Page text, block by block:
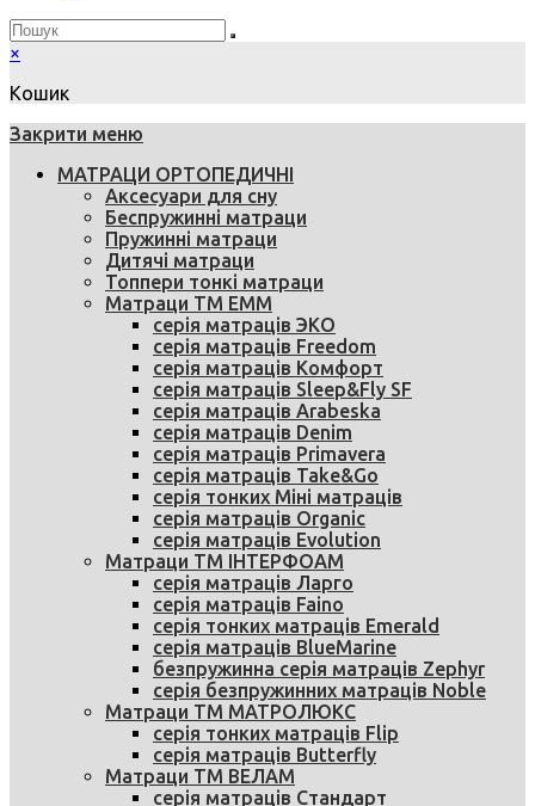
×
Кошик
Закрити меню
МАТРАЦИ ОРТОПЕДИЧНІ
Аксесуари для сну
Беспружинні матраци
Пружинні матраци
Дитячі матраци
Топпери тонкі матраци
Матраци ТМ ЕММ
серія матраців ЭКО
серія матраців Freedom
серія матраців Комфорт
серія матраців Sleep&Fly SF
серія матраців Arabeska
серія матраців Denim
серія матраців Primavera
серія матраців Take&Go
серія тонких Міні матраців
серія матраців Organic
серія матраців Evolution
Матраци ТМ ІНТЕРФОАМ
серія матраців Ларго
серія матраців Faino
серія тонких матраців Emerald
серія матраців BlueMarine
безпружинна серія матраців Zephyr
серія безпружинних матраців Noble
Матраци ТМ МАТРОЛЮКС
серія тонких матраців Flip
серія матраців Butterfly
Матраци ТМ ВЕЛАМ
серія матраців Стандарт